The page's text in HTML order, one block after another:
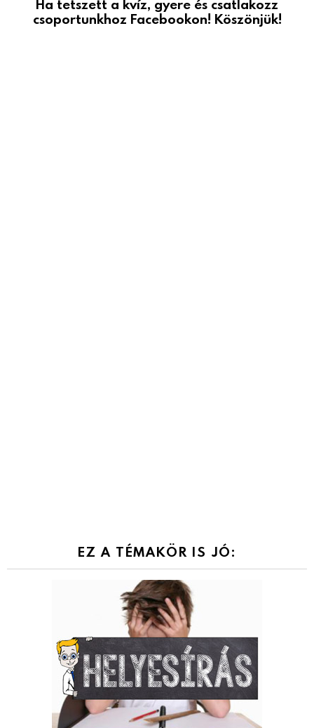
Ha tetszett a kvíz, gyere és csatlakozz
csoportunkhoz Facebookon! Köszönjük!
EZ A TÉMAKÖR IS JÓ: